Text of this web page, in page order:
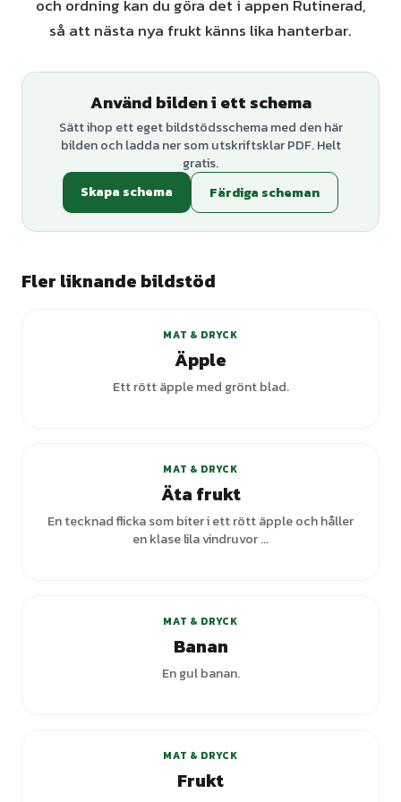
och ordning kan du göra det i appen Rutinerad,
så att nästa nya frukt känns lika hanterbar.
Använd bilden i ett schema
Sätt ihop ett eget bildstödsschema med den här
bilden och ladda ner som utskriftsklar PDF. Helt
gratis.
Skapa schema
Färdiga scheman
Fler liknande bildstöd
MAT & DRYCK
Äpple
Ett rött äpple med grönt blad.
MAT & DRYCK
Äta frukt
En tecknad flicka som biter i ett rött äpple och håller
en klase lila vindruvor ...
MAT & DRYCK
Banan
En gul banan.
MAT & DRYCK
Frukt